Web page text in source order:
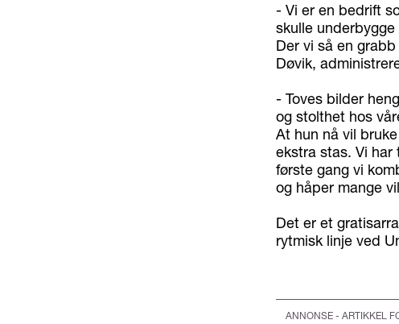
- Vi er en bedrift
skulle
Der vi så en
Døvik,
- Toves bilder
og stolthet hos
At hun nå vil
ekstra stas. Vi
første gang vi
og håper mange
Det er et
rytmisk linje ved
ANNONSE - ARTIKKEL